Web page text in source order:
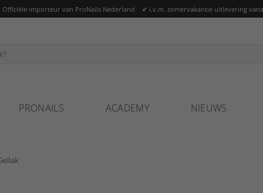
importeur van ProNails Nederland ✔ i.v.m. zomervakantie uitlevering
PRONAILS ACADEMY NIEUWS